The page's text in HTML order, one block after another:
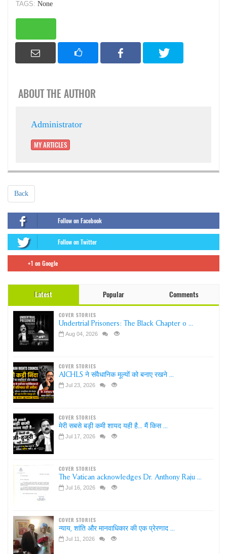
TAGS: None
ABOUT THE AUTHOR
Administrator
MY ARTICLES
Back
Follow on Facebook
Follow on Twitter
+1 on Google
Latest Popular Comments
COVER STORIES
Undertrial Prisoners: The Black Chapter o ...
Aug 04, 2026
COVER STORIES
AICHLS ने संवैधानिक मूल्यों को बनाए रखने ...
Jul 23, 2026
COVER STORIES
मेरी सबसे बड़ी कमी शायद यही है... मैं किस ...
Jul 17, 2026
COVER STORIES
The Vatican acknowledges Dr. Anthony Raju ...
Jul 16, 2026
COVER STORIES
न्याय, शांति और मानवाधिकार की एक प्रेरणाद ...
Jul 11, 2026